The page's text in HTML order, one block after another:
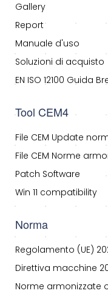
Gallery
Report
Manuale d'uso
Soluzioni di acquisto
EN ISO 12100 Guida
Tool CEM4
File CEM Update
File CEM Norme
Patch Software
Win 11 compatibility
Norma
Regolamento (UE)
Direttiva macchine
Norme armonizzate